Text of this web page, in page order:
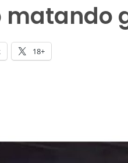
matando
18+